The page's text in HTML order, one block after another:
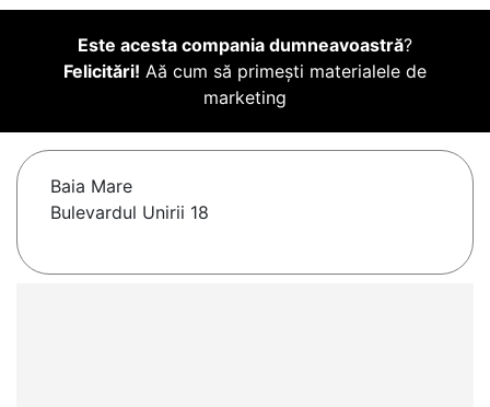
Este acesta compania dumneavoastră?
Felicitări! Aă cum să primești materialele de
marketing
Baia Mare
Bulevardul Unirii 18